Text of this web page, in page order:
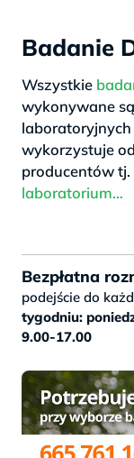
Badanie
Wszystkie
wykonywane
wykorzystuje
producentów tj.
laboratorium…
Bezpłatna
podejście do
tygodniu:
9.00-17.00